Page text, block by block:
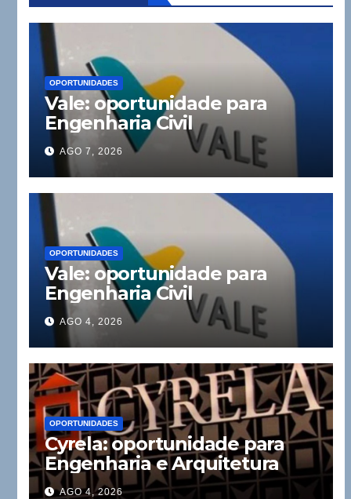
OPORTUNIDADES
Vale: oportunidade para
Engenharia Civil
AGO 7, 2026
OPORTUNIDADES
Vale: oportunidade para
Engenharia Civil
AGO 4, 2026
OPORTUNIDADES
Cyrela: oportunidade para
Engenharia e Arquitetura
AGO 4, 2026